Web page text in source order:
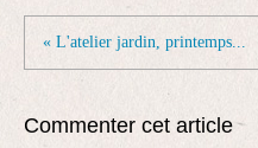
« L'atelier jardin, printemps...
Commenter cet article